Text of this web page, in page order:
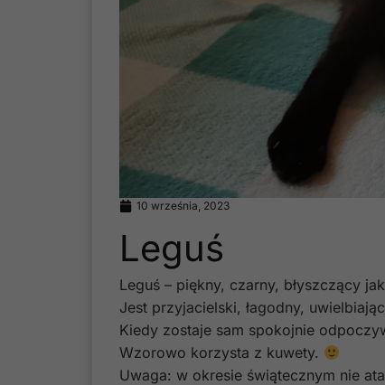
10 września, 2023
Leguś
Leguś – piękny, czarny, błyszczący
Jest przyjacielski, łagodny,
Kiedy zostaje sam spokojnie
Wzorowo korzysta z kuwety.
Uwaga: w okresie świątecznym nie